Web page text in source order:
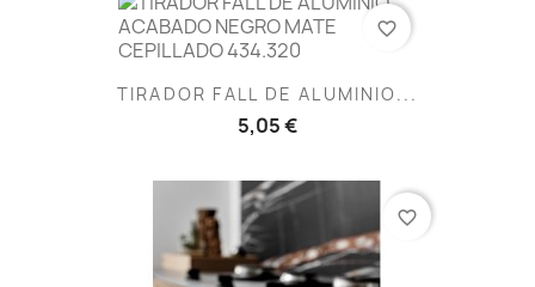
TIRADOR FALL DE ALUMINIO...
5,05 €
favorite_border
favorite_border